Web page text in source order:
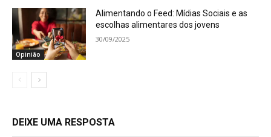
Opinião
Alimentando o Feed: Mídias Sociais e as
escolhas alimentares dos jovens
30/09/2025
DEIXE UMA RESPOSTA